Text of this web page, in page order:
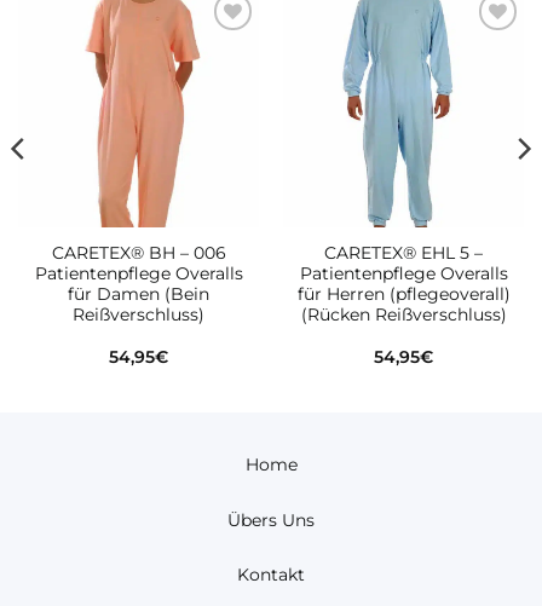
Zur
wunschliste
hinzufügen
CARETEX® BH – 006
Patientenpflege Overalls
für Damen (Bein
Reißverschluss)
54,95€
wunschliste
hinzufügen
CARETEX® EHL 5 –
Patientenpflege Overalls
für Herren (pflegeoverall)
(Rücken Reißverschluss)
54,95€
Home
Übers Uns
Kontakt